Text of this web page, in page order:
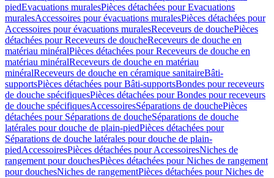
piedEvacuations muralesPièces détachées pour Evacuations
muralesAccessoires pour évacuations muralesPièces détachées pour
Accessoires pour évacuations muralesReceveurs de douchePièces
détachées pour Receveurs de doucheReceveurs de douche en
matériau minéralPièces détachées pour Receveurs de douche en
matériau minéralReceveurs de douche en matériau
minéralReceveurs de douche en céramique sanitaireBâti-
supportsPièces détachées pour Bâti-supportsBondes pour receveurs
de douche spécifiquesPièces détachées pour Bondes pour receveurs
de douche spécifiquesAccessoiresSéparations de douchePièces
détachées pour Séparations de doucheSéparations de douche
latérales pour douche de plain-piedPièces détachées pour
Séparations de douche latérales pour douche de plain-
piedAccessoiresPièces détachées pour AccessoiresNiches de
rangement pour douchesPièces détachées pour Niches de rangement
pour douchesNiches de rangementPièces détachées pour Niches de